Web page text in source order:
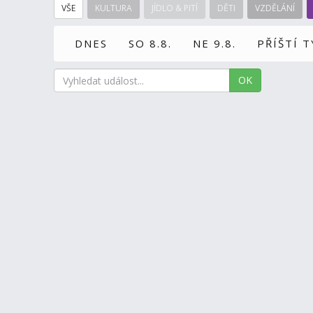
VŠE KULTURA JÍDLO & PITÍ DĚTI VZDĚLÁNÍ
DNES SO 8.8. NE 9.8. PŘÍŠTÍ
OK